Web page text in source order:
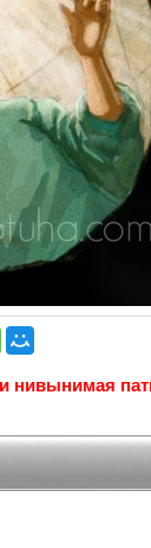
нивынимая